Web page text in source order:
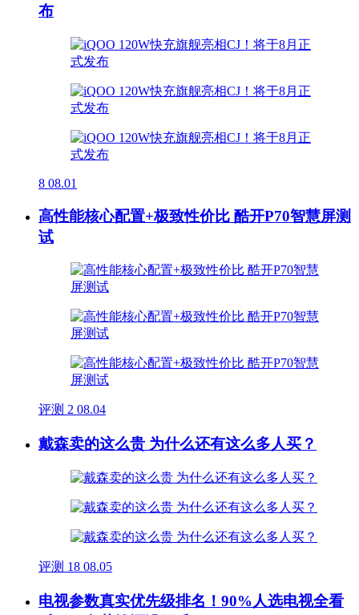
布
8 08.01
高性能核心配置+极致性价比 酷开P70智慧屏测
试
评测 2 08.04
戴森卖的这么贵 为什么还有这么多人买？
评测 18 08.05
电视参数真实优先级排名！90%人选电视全看